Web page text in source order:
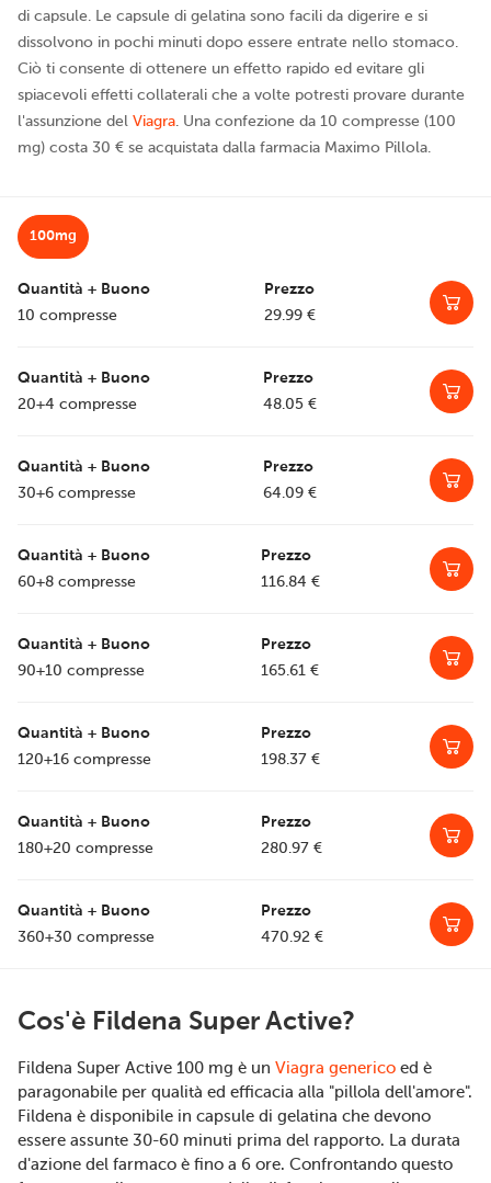
di capsule. Le capsule di gelatina sono facili da digerire e si
dissolvono in pochi minuti dopo essere entrate nello stomaco.
Ciò ti consente di ottenere un effetto rapido ed evitare gli
spiacevoli effetti collaterali che a volte potresti provare durante
l'assunzione del Viagra. Una confezione da 10 compresse (100
mg) costa 30 € se acquistata dalla farmacia Maximo Pillola.
100mg
10 compresse 29.99 €
20+4 compresse 48.05 €
30+6 compresse 64.09 €
60+8 compresse 116.84 €
90+10 compresse 165.61 €
120+16 compresse 198.37 €
180+20 compresse 280.97 €
360+30 compresse 470.92 €
Cos'è Fildena Super Active?
Fildena Super Active 100 mg è un Viagra generico ed è
paragonabile per qualità ed efficacia alla "pillola dell'amore".
Fildena è disponibile in capsule di gelatina che devono
essere assunte 30-60 minuti prima del rapporto. La durata
d'azione del farmaco è fino a 6 ore. Confrontando questo